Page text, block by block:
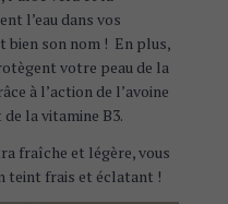
l’eau dans vos
bien son nom ! En plus,
votre peau de la
à l’action de l’avoine
la vitamine B3.
fraîche et légère, vous
teint frais et éclatant !